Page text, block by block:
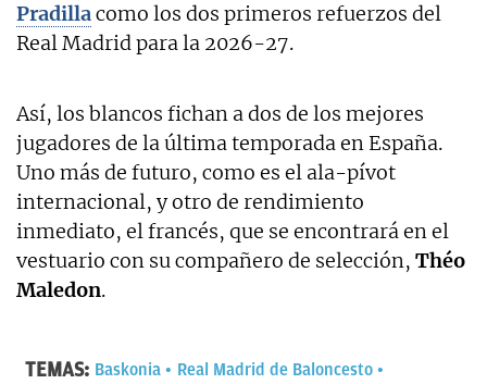
Pradillacomo los dos primeros refuerzos del
Real Madrid para la 2026-27.
Así, los blancos fichan a dos de los mejores
jugadores de la última temporada en España.
Uno más de futuro, como es el ala-pívot
internacional, y otro de rendimiento
inmediato, el francés, que se encontrará en el
vestuario con su compañero de selección, Théo
Maledon.
TEMAS: Baskonia
Real Madrid de Baloncesto